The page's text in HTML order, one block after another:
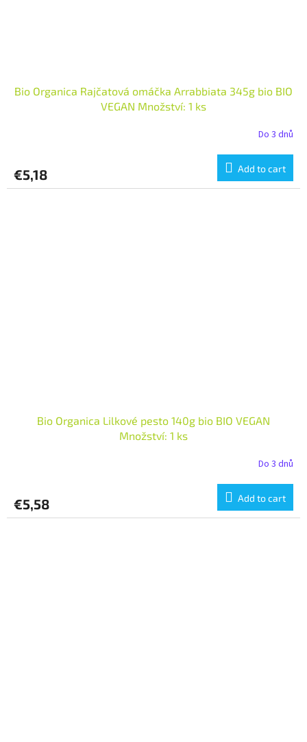
Bio Organica Rajčatová omáčka Arrabbiata 345g bio BIO
VEGAN Množství: 1 ks
Do 3 dnů
€5,18 Add to cart
Bio Organica Lilkové pesto 140g bio BIO VEGAN
Množství: 1 ks
Do 3 dnů
€5,58 Add to cart